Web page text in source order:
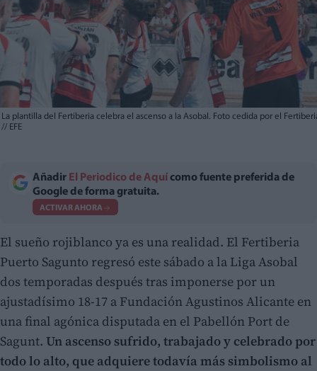
La plantilla del Fertiberia celebra el ascenso a la Asobal. Foto cedida por el
// EFE
Añadir El Periodico de Aquí como fuente preferida de
Google de forma gratuita.
ACTIVAR AHORA
El sueño rojiblanco ya es una realidad. El Fertiberia
Puerto Sagunto regresó este sábado a la Liga Asobal
dos temporadas después tras imponerse por un
ajustadísimo 18-17 a Fundación Agustinos Alicante en
una final agónica disputada en el Pabellón Port de
Sagunt. Un ascenso sufrido, trabajado y celebrado por
todo lo alto, que adquiere todavía más simbolismo al